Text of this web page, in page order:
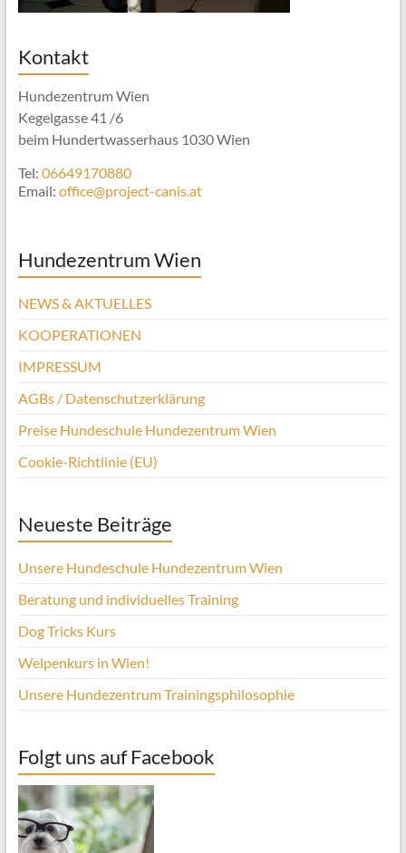
Kontakt
Hundezentrum Wien
Kegelgasse 41 /6
beim Hundertwasserhaus 1030 Wien
Tel: 06649170880
Email: office@project-canis.at
Hundezentrum Wien
NEWS & AKTUELLES
KOOPERATIONEN
IMPRESSUM
AGBs / Datenschutzerklärung
Preise Hundeschule Hundezentrum Wien
Cookie-Richtlinie (EU)
Neueste Beiträge
Unsere Hundeschule Hundezentrum Wien
Beratung und individuelles Training
Dog Tricks Kurs
Welpenkurs in Wien!
Unsere Hundezentrum Trainingsphilosophie
Folgt uns auf Facebook